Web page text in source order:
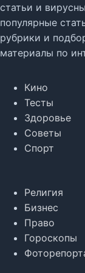
статьи и
популярные
рубрики и
материалы по
Кино
Тесты
Здоровье
Советы
Спорт
Религия
Бизнес
Право
Гороскопы